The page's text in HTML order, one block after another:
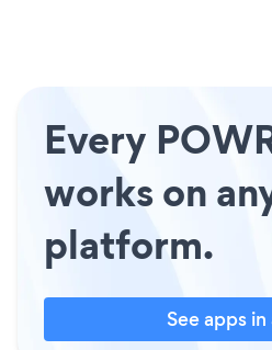
Every
works on
platform.
See apps